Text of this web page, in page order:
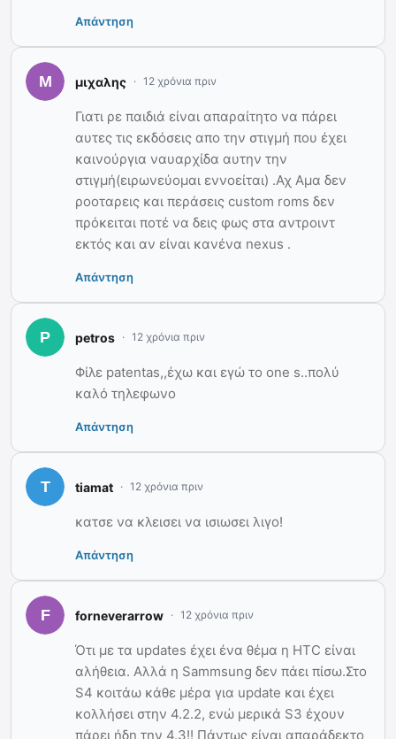
Απάντηση
μιχαλης 12 χρόνια πριν
Γιατι ρε παιδιά είναι απαραίτητο να πάρει
αυτες τις εκδόσεις απο την στιγμή που έχει
καινούργια ναυαρχίδα αυτην την
στιγμή(ειρωνεύομαι εννοείται) .Αχ Αμα δεν
ροοταρεις και περάσεις custom roms δεν
πρόκειται ποτέ να δεις φως στα αντροιντ
εκτός και αν είναι κανένα nexus .
Απάντηση
petros 12 χρόνια πριν
Φίλε patentas,,έχω και εγώ το one s..πολύ
καλό τηλεφωνο
Απάντηση
tiamat 12 χρόνια πριν
κατσε να κλεισει να ισιωσει λιγο!
Απάντηση
forneverarrow 12 χρόνια πριν
Ότι με τα updates έχει ένα θέμα η HTC είναι
αλήθεια. Αλλά η Sammsung δεν πάει πίσω.Στο
S4 κοιτάω κάθε μέρα για update και έχει
κολλήσει στην 4.2.2, ενώ μερικά S3 έχουν
πάρει ήδη την 4.3!! Πάντως είναι απαράδεκτο